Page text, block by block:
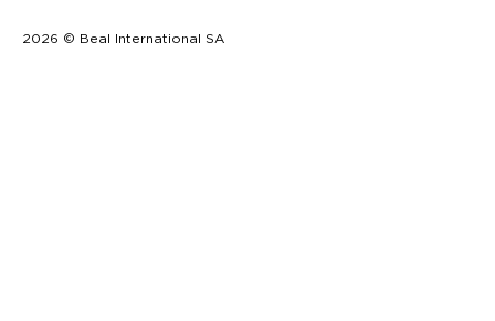
2026 © Beal International SA